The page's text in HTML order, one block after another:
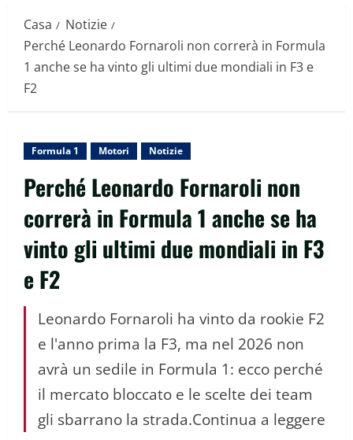
Casa
Notizie
Perché Leonardo Fornaroli non correrà in Formula
1 anche se ha vinto gli ultimi due mondiali in F3 e
F2
Formula 1 Motori Notizie
Perché Leonardo Fornaroli non
correrà in Formula 1 anche se ha
vinto gli ultimi due mondiali in F3
e F2
Leonardo Fornaroli ha vinto da rookie F2
e l'anno prima la F3, ma nel 2026 non
avrà un sedile in Formula 1: ecco perché
il mercato bloccato e le scelte dei team
gli sbarrano la strada.Continua a leggere